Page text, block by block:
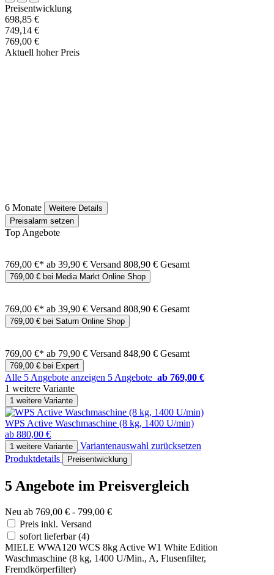
Preisentwicklung
698,85 €
749,14 €
769,00 €
Aktuell hoher Preis
6 Monate
Weitere Details
Preisalarm setzen
Top Angebote
769,00 €* ab 39,90 € Versand 808,90 € Gesamt
769,00 € bei Media Markt Online Shop
769,00 €* ab 39,90 € Versand 808,90 € Gesamt
769,00 € bei Saturn Online Shop
769,00 €* ab 79,90 € Versand 848,90 € Gesamt
769,00 € bei Expert
Alle 5 Angebote anzeigen 5 Angebote ab 769,00 €
1 weitere Variante
1 weitere Variante
WPS Active Waschmaschine (8 kg, 1400 U/min)
ab 880,00 €
1 weitere Variante
Variantenauswahl zurücksetzen
Produktdetails
Preisentwicklung
5 Angebote im Preisvergleich
Neu ab 769,00 € - 799,00 €
Preis inkl. Versand
sofort lieferbar(4)
MIELE WWA120 WCS 8kg Active W1 White Edition
Waschmaschine (8 kg, 1400 U/Min., A, Flusenfilter,
Fremdkörperfilter)